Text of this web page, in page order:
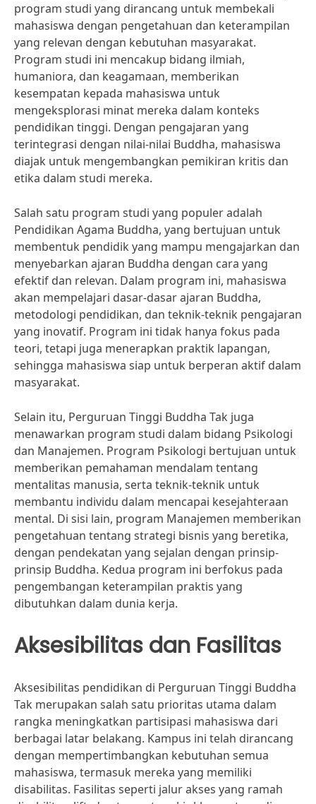
program studi yang dirancang untuk membekali
mahasiswa dengan pengetahuan dan keterampilan
yang relevan dengan kebutuhan masyarakat.
Program studi ini mencakup bidang ilmiah,
humaniora, dan keagamaan, memberikan
kesempatan kepada mahasiswa untuk
mengeksplorasi minat mereka dalam konteks
pendidikan tinggi. Dengan pengajaran yang
terintegrasi dengan nilai-nilai Buddha, mahasiswa
diajak untuk mengembangkan pemikiran kritis dan
etika dalam studi mereka.
Salah satu program studi yang populer adalah
Pendidikan Agama Buddha, yang bertujuan untuk
membentuk pendidik yang mampu mengajarkan dan
menyebarkan ajaran Buddha dengan cara yang
efektif dan relevan. Dalam program ini, mahasiswa
akan mempelajari dasar-dasar ajaran Buddha,
metodologi pendidikan, dan teknik-teknik pengajaran
yang inovatif. Program ini tidak hanya fokus pada
teori, tetapi juga menerapkan praktik lapangan,
sehingga mahasiswa siap untuk berperan aktif dalam
masyarakat.
Selain itu, Perguruan Tinggi Buddha Tak juga
menawarkan program studi dalam bidang Psikologi
dan Manajemen. Program Psikologi bertujuan untuk
memberikan pemahaman mendalam tentang
mentalitas manusia, serta teknik-teknik untuk
membantu individu dalam mencapai kesejahteraan
mental. Di sisi lain, program Manajemen memberikan
pengetahuan tentang strategi bisnis yang beretika,
dengan pendekatan yang sejalan dengan prinsip-
prinsip Buddha. Kedua program ini berfokus pada
pengembangan keterampilan praktis yang
dibutuhkan dalam dunia kerja.
Aksesibilitas dan Fasilitas
Aksesibilitas pendidikan di Perguruan Tinggi Buddha
Tak merupakan salah satu prioritas utama dalam
rangka meningkatkan partisipasi mahasiswa dari
berbagai latar belakang. Kampus ini telah dirancang
dengan mempertimbangkan kebutuhan semua
mahasiswa, termasuk mereka yang memiliki
disabilitas. Fasilitas seperti jalur akses yang ramah